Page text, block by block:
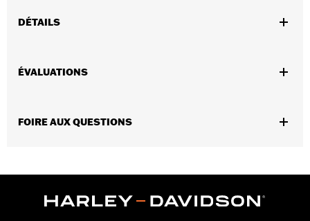
DÉTAILS
Vendues en unités:
d.com/warrantypour obtenir tous les détails
ÉVALUATIONS
FOIRE AUX QUESTIONS